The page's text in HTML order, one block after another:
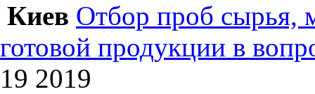
Киев Отбор проб сырья,
готовой продукции в
19 2019